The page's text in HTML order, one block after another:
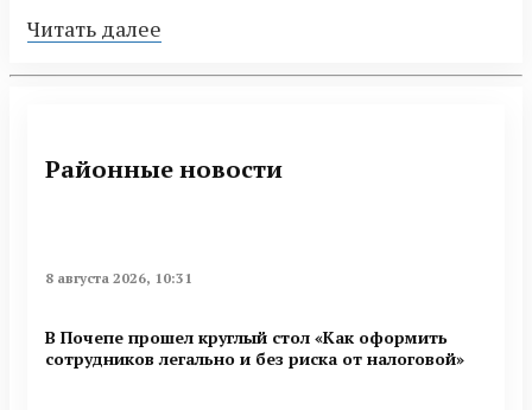
Читать далее
Районные новости
8 августа 2026, 10:31
В Почепе прошел круглый стол «Как оформить
сотрудников легально и без риска от налоговой»